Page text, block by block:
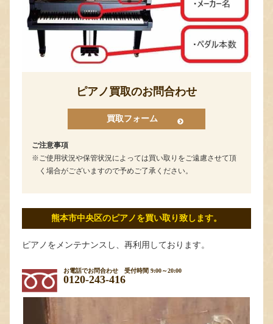
ピアノ買取のお問合わせ
買取フォーム
ご注意事項
ご使用状況や保管状況によっては買い取りをご遠慮させて頂
く場合がございますので予めご了承ください。
熊本市中央区のピアノを買い取り致します。
ピアノをメンテナンスし、再利用しております。
お電話でお問合わせ 受付時間 9:00～20:00
0120-243-416